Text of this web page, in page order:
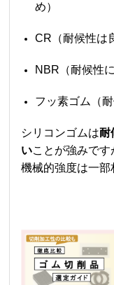
め）
CR（耐候性は
NBR（耐候性
フッ素ゴム（
シリコンゴムは耐
いことが強みです
機械的強度は一部